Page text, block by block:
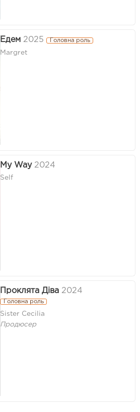
Едем 2025 Головна роль
Margret
My Way 2024
Self
Проклята Діва 2024
Головна роль
Sister Cecilia
Продюсер